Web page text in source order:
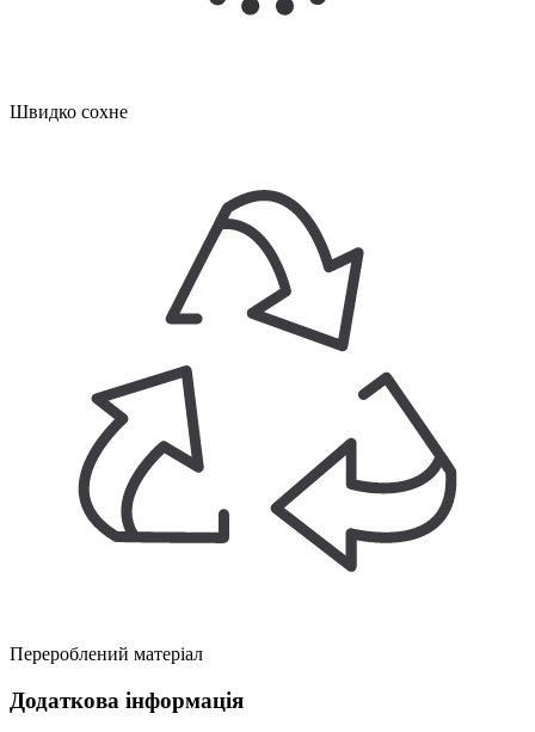
Швидко сохне
Перероблений матеріал
Додаткова інформація